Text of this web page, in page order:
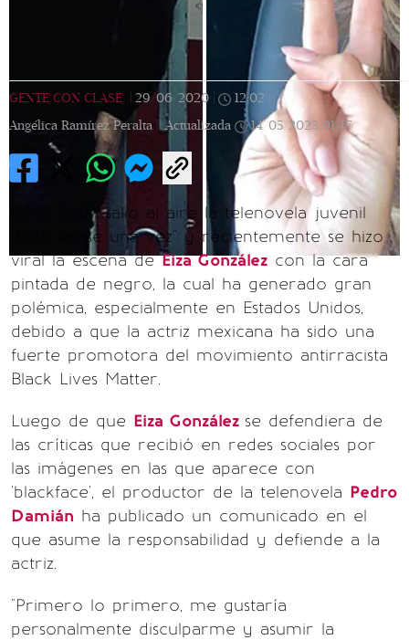
GENTE CON CLASE 29/06/2020 12:02
Angélica Ramírez Peralta |
Actualizada 14/05/2023 01:47
En el 2007 salió al aire la telenovela juvenil
"Lola, érase una vez" y recientemente se hizo
viral la escena deEiza González con la cara
pintada de negro, la cual ha generado gran
polémica, especialmente en Estados Unidos,
debido a que la actriz mexicana ha sido una
fuerte promotora del movimiento antirracista
Black Lives Matter.
Luego de que Eiza González se defendiera de
las críticas que recibió en redes sociales por
las imágenes en las que aparece con
'blackface', el productor de la telenovela Pedro
Damián ha publicado un comunicado en el
que asume la responsabilidad y defiende a la
actriz.
"Primero lo primero, me gustaría
personalmente disculparme y asumir la